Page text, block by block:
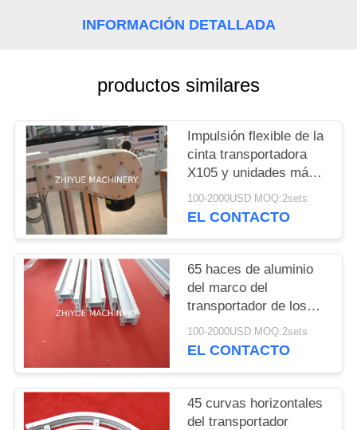
MAPA
DEL
SITIO
PRIVACY
POLICY
INFORMACIÓN DETALLADA
productos similares
Impulsión flexible de la
cinta transportadora
X105 y unidades más
ociosas para las líneas
del transportador
100-2000USD MOQ:2sets
EL CONTACTO
65 haces de aluminio
del marco del
transportador de los
haces para los
sistemas de
100-2000USD MOQ:2sets
EL CONTACTO
45 curvas horizontales
del transportador